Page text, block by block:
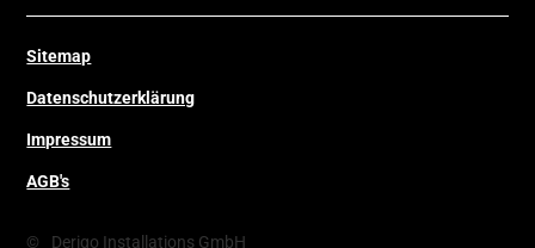
Sitemap
Datenschutzerklärung
Impressum
AGB's
© Derigo Installations GmbH